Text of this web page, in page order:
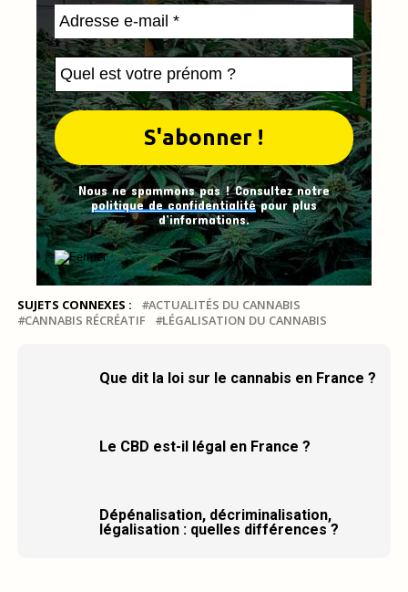
Nous ne spammons pas ! Consultez notre
politique de confidentialitépour plus
d’informations.
SUJETS CONNEXES :
ACTUALITÉS DU CANNABIS
CANNABIS RÉCRÉATIF
LÉGALISATION DU CANNABIS
Que dit la loi sur le cannabis en France ?
Le CBD est-il légal en France ?
Dépénalisation, décriminalisation,
légalisation : quelles différences ?